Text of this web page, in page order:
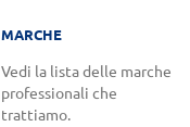
MARCHE
Vedi la lista delle marche
professionali che
trattiamo.